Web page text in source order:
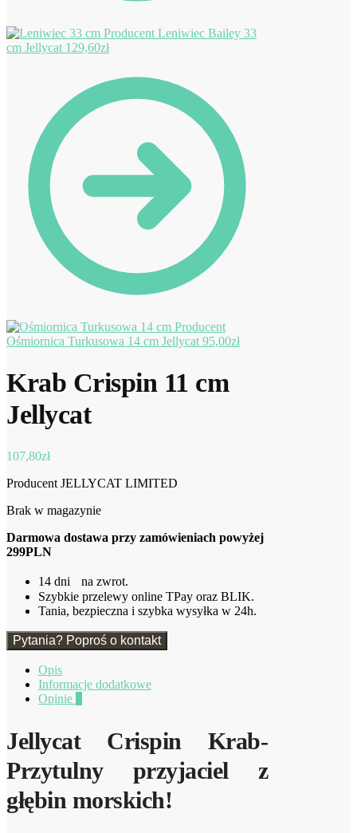
Leniwiec Bailey 33
cm Jellycat 129,60zł
Ośmiornica Turkusowa 14 cm Jellycat 95,00zł
Krab Crispin 11 cm
Jellycat
107,80zł
Producent JELLYCAT LIMITED
Brak w magazynie
Darmowa dostawa przy zamówieniach powyżej
299PLN
14 dni na zwrot.
Szybkie przelewy online TPay oraz BLIK.
Tania, bezpieczna i szybka wysyłka w 24h.
Pytania? Poproś o kontakt
Opis
Informacje dodatkowe
Opinie
Jellycat Crispin Krab-
Przytulny przyjaciel z
głębin morskich!